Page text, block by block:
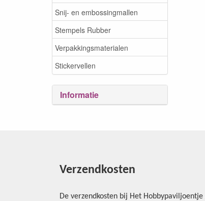
Snij- en embossingmallen
Stempels Rubber
Verpakkingsmaterialen
Stickervellen
Informatie
Verzendkosten
De verzendkosten bij Het